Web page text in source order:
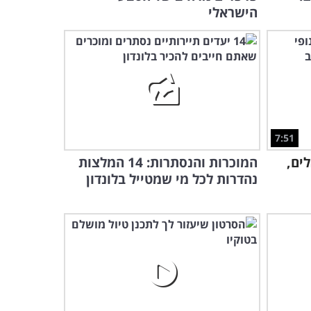
הישראלי
7:51
המוכרות והנסתרות: 14 המלצות
נהדרות לכל מי שמטייל בלונדון